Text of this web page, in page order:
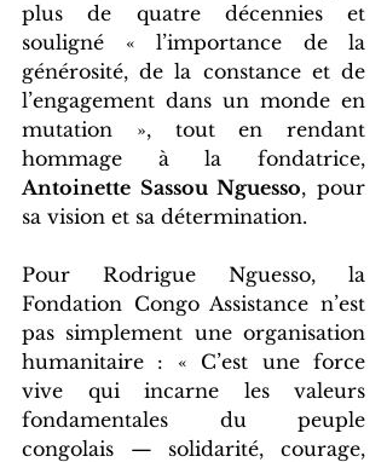
plus de quatre décennies et
souligné « l’importance de la
générosité, de la constance et de
l’engagement dans un monde en
mutation », tout en rendant
Antoinette Sassou Nguesso, pour
sa vision et sa détermination.
Pour Rodrigue Nguesso, la
Fondation Congo Assistance n’est
pas simplement une organisation
humanitaire : « C’est une force
vive qui incarne les valeurs
fondamentales du peuple
congolais — solidarité, courage,